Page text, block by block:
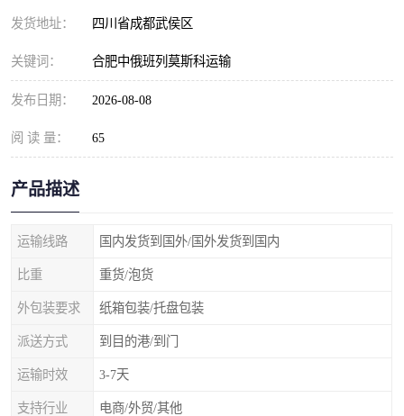
发货地址： 四川省成都武侯区
关键词： 合肥中俄班列莫斯科运输
发布日期： 2026-08-08
阅 读 量： 65
产品描述
运输线路 国内发货到国外/国外发货到国内
比重 重货/泡货
外包装要求 纸箱包装/托盘包装
派送方式 到目的港/到门
运输时效 3-7天
支持行业 电商/外贸/其他